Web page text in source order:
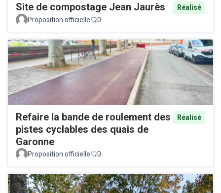
Site de compostage Jean Jaurès
Réalisé
Proposition officielle
0
Refaire la bande de roulement des
pistes cyclables des quais de
Garonne
Réalisé
Proposition officielle 0